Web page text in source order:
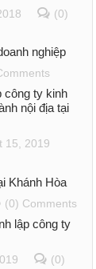
(0)
nghiệp
công ty kinh
nội địa tại
15, 2019
Khánh Hòa
(0) Comments
lập công ty
(0)